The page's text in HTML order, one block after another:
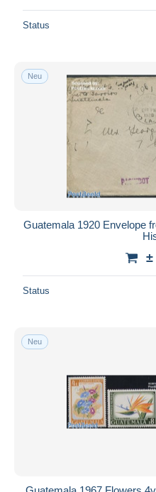
Status
Neu
Guatemala 1920 Envelope
±
Status
Neu